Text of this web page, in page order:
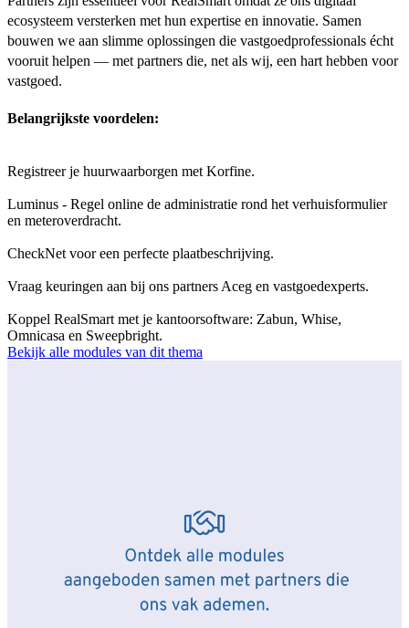
ecosysteem versterken met hun expertise en innovatie. Samen
bouwen we aan slimme oplossingen die vastgoedprofessionals écht
vooruit helpen — met partners die, net als wij, een hart hebben voor
vastgoed.
Belangrijkste voordelen:
Registreer je huurwaarborgen met Korfine.
Luminus - Regel online de administratie rond het verhuisformulier
en meteroverdracht.
CheckNet voor een perfecte plaatbeschrijving.
Vraag keuringen aan bij ons partners Aceg en vastgoedexperts.
Koppel RealSmart met je kantoorsoftware: Zabun, Whise,
Omnicasa en Sweepbright.
Bekijk alle modules van dit thema